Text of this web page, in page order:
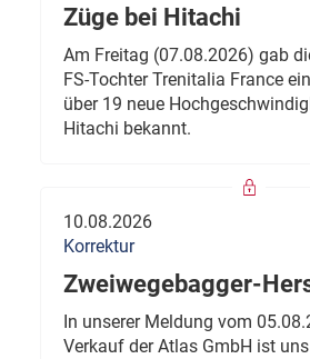
Züge bei Hitachi
Am Freitag (07.08.2026) gab
FS-Tochter Trenitalia France
über 19 neue
Hitachi bekannt.
10.08.2026
Korrektur
Zweiwegebagger-
In unserer Meldung vom
Verkauf der Atlas GmbH ist